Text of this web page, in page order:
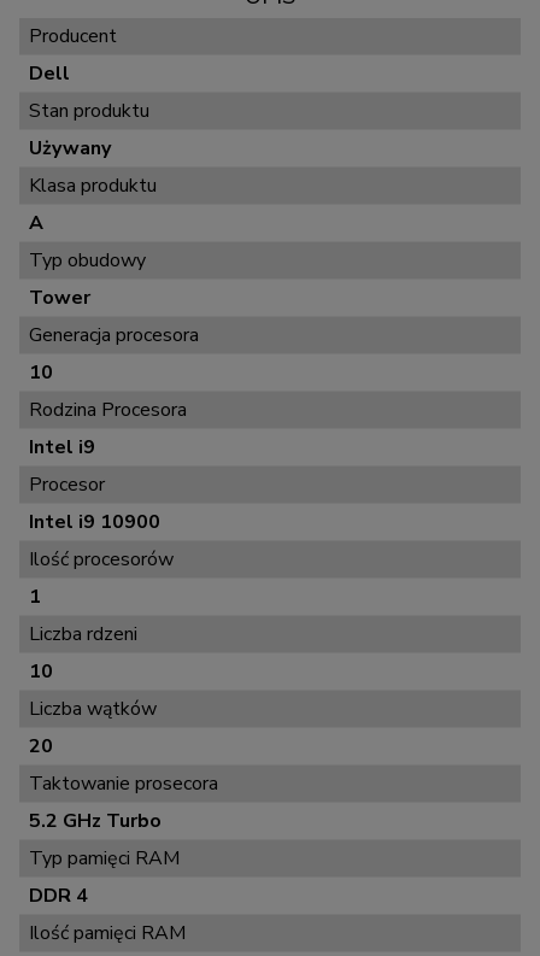
Producent
Dell
Stan produktu
Używany
Klasa produktu
A
Typ obudowy
Tower
Generacja procesora
10
Rodzina Procesora
Intel i9
Procesor
Intel i9 10900
Ilość procesorów
1
Liczba rdzeni
10
Liczba wątków
20
Taktowanie prosecora
5.2 GHz Turbo
Typ pamięci RAM
DDR 4
Ilość pamięci RAM